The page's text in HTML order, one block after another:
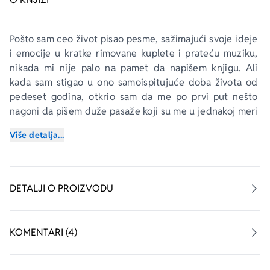
Pošto sam ceo život pisao pesme, sažimajući svoje ideje
i emocije u kratke rimovane kuplete i prateću muziku,
nikada mi nije palo na pamet da napišem knjigu. Ali
kada sam stigao u ono samoispitujuće doba života od
pedeset godina, otkrio sam da me po prvi put nešto
nagoni da pišem duže pasaže koji su me u jednakoj meri
pesama.
Tako je Raštimovana muzika počela da dobija oblik. To
je knjiga o ranim godinama mog života, od detinjstva i
Polis. Reč je o priči koju malo ljudi zna.
Nije me zanimalo da se upuštam u tradicionalno
autobiografsko nabrajanje svega što mi se ikada
Više detalja...
DETALJI O PROIZVODU
KOMENTARI (4)